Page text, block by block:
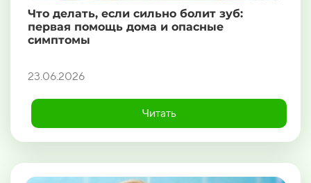
Что делать, если сильно болит зуб:
первая помощь дома и опасные
симптомы
23.06.2026
Читать